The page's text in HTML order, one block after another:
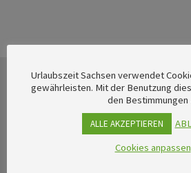
Urlaubszeit Sachsen verwendet
gewährleisten. Mit der Benutzung
den Bestimmungen
ALLE AKZEPTIEREN
Cookies anpassen